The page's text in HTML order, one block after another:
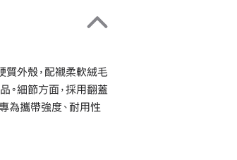
外殼，配襯柔軟絨毛
。細節方面，採用翻蓋
為攜帶強度、耐用性